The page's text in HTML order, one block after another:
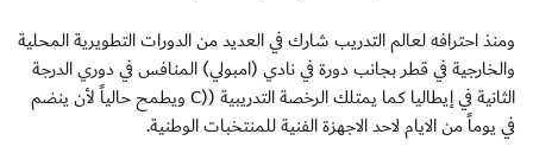
ومنذ احترافه لعالم التدريب شارك في العديد من الدورات التطويرية المحلية
والخارجية في قطر بجانب دورة في نادي (امبولي) المنافس في دوري الدرجة
الثانية في إيطاليا كما يمتلك الرخصة التدريبية ((C ويطمح حالياً لأن ينضم
في يوماً من الايام لاحد الاجهزة الفنية للمنتخبات الوطنية.